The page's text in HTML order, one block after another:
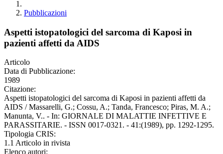
Pubblicazioni
Aspetti istopatologici del sarcoma di Kaposi in
pazienti affetti da AIDS
Articolo
Data di Pubblicazione:
1989
Citazione:
Aspetti istopatologici del sarcoma di Kaposi in pazienti affetti da
AIDS / Massarelli, G.; Cossu, A.; Tanda, Francesco; Piras, M. A.;
Manunta, V.. - In: GIORNALE DI MALATTIE INFETTIVE E
PARASSITARIE. - ISSN 0017-0321. - 41:(1989), pp. 1292-1295.
Tipologia CRIS:
1.1 Articolo in rivista
Elenco autori: